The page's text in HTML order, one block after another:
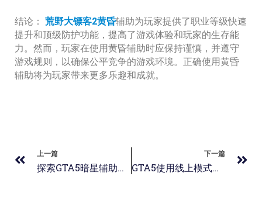
结论： 荒野大镖客2黄昏辅助为玩家提供了职业等级快速
提升和顶级防护功能，提高了游戏体验和玩家的生存能
力。然而，玩家在使用黄昏辅助时应保持谨慎，并遵守
游戏规则，以确保公平竞争的游戏环境。正确使用黄昏
辅助将为玩家带来更多乐趣和成就。
上一篇
探索GTA5暗星辅助线上模式实战玩法，挂机全自动做任务，
下一篇
GTA5使用线上模式辅助的常见问题